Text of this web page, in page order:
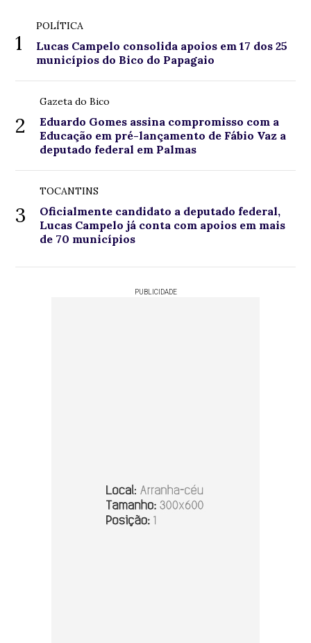
1
POLÍTICA
Lucas Campelo consolida apoios em 17 dos 25
municípios do Bico do Papagaio
2
Gazeta do Bico
Eduardo Gomes assina compromisso com a
Educação em pré-lançamento de Fábio Vaz a
deputado federal em Palmas
3
TOCANTINS
Oficialmente candidato a deputado federal,
Lucas Campelo já conta com apoios em mais
de 70 municípios
PUBLICIDADE